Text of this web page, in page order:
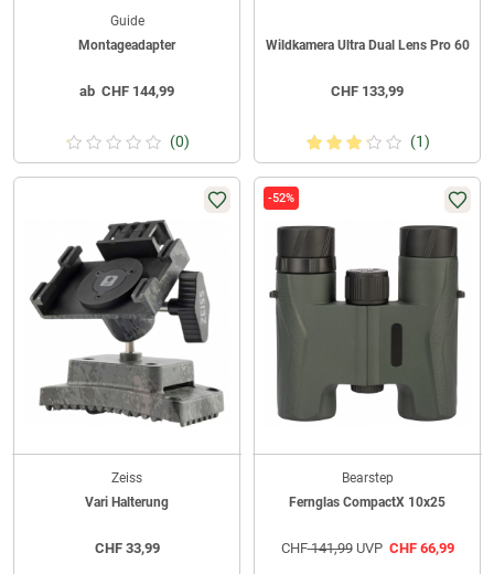
Guide
Montageadapter
ab CHF 144,99
(0)
Wildkamera Ultra Dual Lens Pro 60
CHF 133,99
(1)
Zeiss
Vari Halterung
CHF33,99
-52%
Bearstep
Fernglas CompactX 10x25
CHF141,99UVP CHF66,99